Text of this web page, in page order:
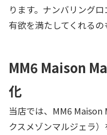
ります。ナンバリング
有欲を満たしてくれるの
MM6 Maison
化
当店では、MM6
クスメゾンマルジェラ